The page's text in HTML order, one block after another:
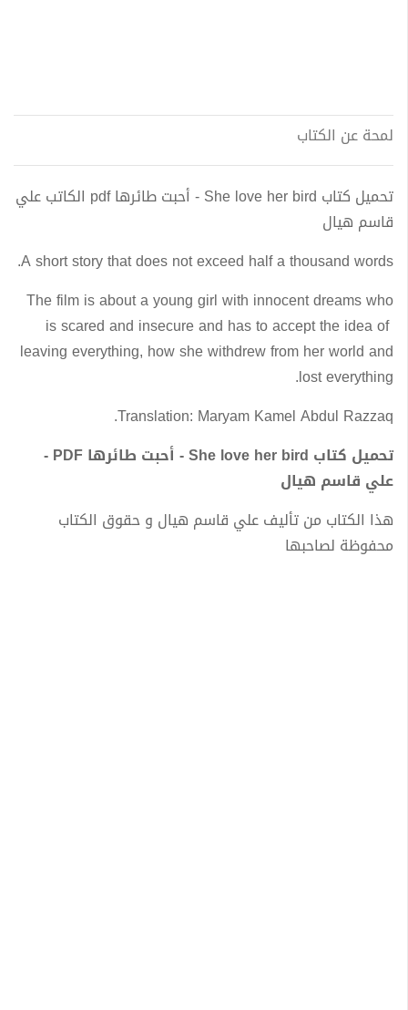
لمحة عن الكتاب
تحميل كتاب She love her bird - أحبت طائرها pdf الكاتب علي
قاسم هيال
A short story that does not exceed half a thousand words.
The film is about a young girl with innocent dreams who
is scared and insecure and has to accept the idea of ​​
leaving everything, how she withdrew from her world and
lost everything.
Translation: Maryam Kamel Abdul Razzaq.
تحميل كتاب She love her bird - أحبت طائرها PDF -
علي قاسم هيال
هذا الكتاب من تأليف علي قاسم هيال و حقوق الكتاب
محفوظة لصاحبها